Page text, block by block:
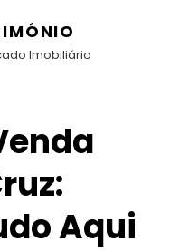
Imobiliário
Aqui